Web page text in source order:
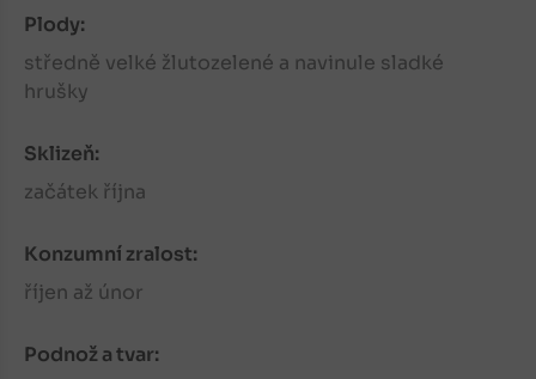
Plody:
středně velké žlutozelené a navinule sladké
hrušky
Sklizeň:
začátek října
Konzumní zralost:
říjen až únor
Podnož a tvar: